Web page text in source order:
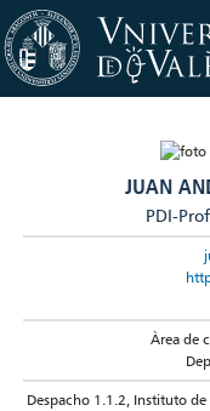
JUAN
PDI-
Àrea de
Despacho 1.1.2, Instituto